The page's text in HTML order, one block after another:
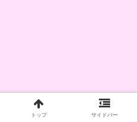
トップ サイドバー